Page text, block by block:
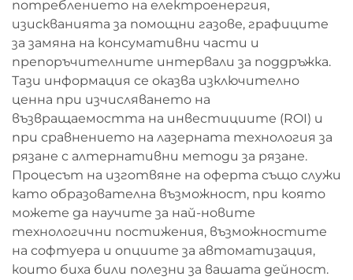
потреблението на електроенергия,
изискванията за помощни газове, графиците
за замяна на консумативни части и
препоръчителните интервали за поддръжка.
Тази информация се оказва изключително
ценна при изчисляването на
възвращаемостта на инвестициите (ROI) и
при сравнението на лазерната технология за
рязане с алтернативни методи за рязане.
Процесът на изготвяне на оферта също служи
като образователна възможност, при която
можете да научите за най-новите
технологични постижения, възможностите
на софтуера и опциите за автоматизация,
които биха били полезни за вашата дейност.